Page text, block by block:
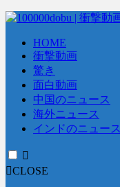
HOME
衝撃動画
驚き
面白動画
中国のニュース
海外ニュース
インドのニュース
CLOSE